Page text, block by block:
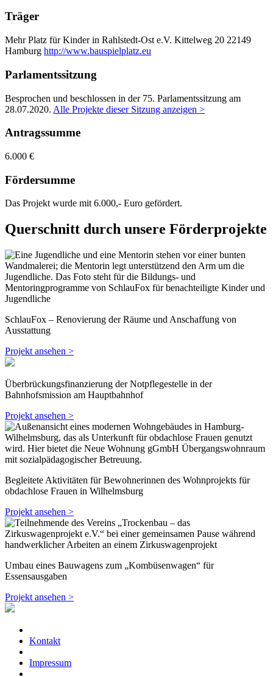
Träger
Mehr Platz für Kinder in Rahlstedt-Ost e.V. Kittelweg 20 22149
Hamburg http://www.bauspielplatz.eu
Parlamentssitzung
Besprochen und beschlossen in der 75. Parlamentssitzung am
28.07.2020. Alle Projekte dieser Sitzung anzeigen >
Antragssumme
6.000 €
Fördersumme
Das Projekt wurde mit 6.000,- Euro gefördert.
Querschnitt durch unsere Förderprojekte
SchlauFox – Renovierung der Räume und Anschaffung von
Ausstattung
Projekt ansehen >
Überbrückungsfinanzierung der Notpflegestelle in der
Bahnhofsmission am Hauptbahnhof
Projekt ansehen >
Begleitete Aktivitäten für Bewohnerinnen des Wohnprojekts für
obdachlose Frauen in Wilhelmsburg
Projekt ansehen >
Umbau eines Bauwagens zum „Kombüsenwagen“ für
Essensausgaben
Projekt ansehen >
Kontakt
Impressum